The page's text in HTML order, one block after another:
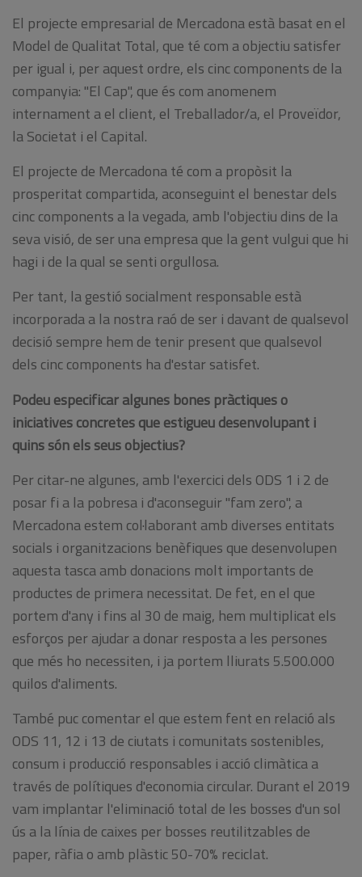
El projecte empresarial de Mercadona està basat en el
Model de Qualitat Total, que té com a objectiu satisfer
per igual i, per aquest ordre, els cinc components de la
companyia: "El Cap", que és com anomenem
internament a el client, el Treballador/a, el Proveïdor,
la Societat i el Capital.
El projecte de Mercadona té com a propòsit la
prosperitat compartida, aconseguint el benestar dels
cinc components a la vegada, amb l'objectiu dins de la
seva visió, de ser una empresa que la gent vulgui que hi
hagi i de la qual se senti orgullosa.
Per tant, la gestió socialment responsable està
incorporada a la nostra raó de ser i davant de qualsevol
decisió sempre hem de tenir present que qualsevol
dels cinc components ha d'estar satisfet.
Podeu especificar algunes bones pràctiques o
iniciatives concretes que estigueu desenvolupant i
quins són els seus objectius?
Per citar-ne algunes, amb l'exercici dels ODS 1 i 2 de
posar fi a la pobresa i d'aconseguir "fam zero", a
Mercadona estem col·laborant amb diverses entitats
socials i organitzacions benèfiques que desenvolupen
aquesta tasca amb donacions molt importants de
productes de primera necessitat. De fet, en el que
portem d'any i fins al 30 de maig, hem multiplicat els
esforços per ajudar a donar resposta a les persones
que més ho necessiten, i ja portem lliurats 5.500.000
quilos d'aliments.
També puc comentar el que estem fent en relació als
ODS 11, 12 i 13 de ciutats i comunitats sostenibles,
consum i producció responsables i acció climàtica a
través de polítiques d'economia circular. Durant el 2019
vam implantar l'eliminació total de les bosses d'un sol
ús a la línia de caixes per bosses reutilitzables de
paper, ràfia o amb plàstic 50-70% reciclat.